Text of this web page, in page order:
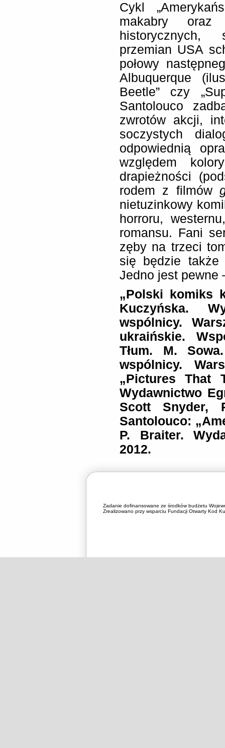
Cykl
makabry oraz
historycznych,
przemian USA
połowy
Albuquerque
Beetle” czy
Santolouco
zwrotów akcji,
soczystych
odpowiednią
względem
drapieżności
rodem z filmów
nietuzinkowy
horroru,
romansu. Fani
zęby na trzeci
się będzie
Jedno jest
„Polski komiks
Kuczyńska.
wspólnicy.
ukraińskie.
Tłum. M.
wspólnicy.
„Pictures That
Wydawnictwo
Scott Snyder,
Santolouco:
P. Braiter.
2012.
Zadanie dofinansowane ze środków budżetu
Zrealizowano przy wsparciu Fundacji Otwarty Kod